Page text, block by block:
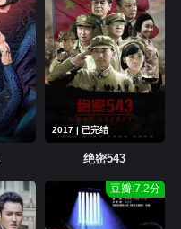
2017 | 已完结
绝密543
豆瓣:7.2分